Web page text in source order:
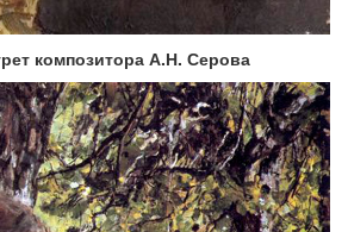
композитора А.Н. Серова